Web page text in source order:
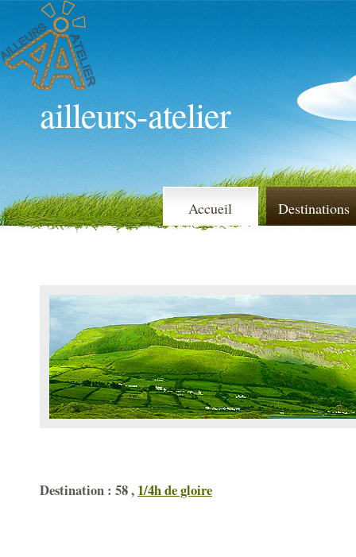
ailleurs-atelier
Accueil Destinations
Destination : 58 , 1/4h de gloire